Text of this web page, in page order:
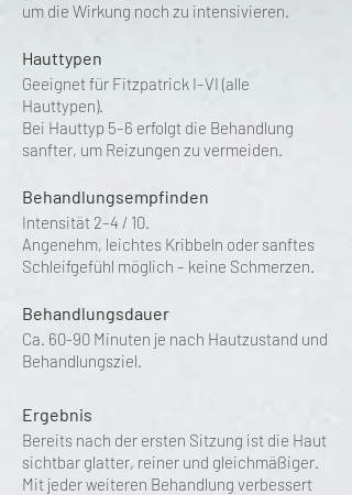
um die Wirkung noch zu intensivieren.
Hauttypen
Geeignet für Fitzpatrick I–VI (alle
Hauttypen).
Bei Hauttyp 5–6 erfolgt die Behandlung
sanfter, um Reizungen zu vermeiden.
Behandlungsempfinden
Intensität 2–4 / 10.
Angenehm, leichtes Kribbeln oder sanftes
Schleifgefühl möglich – keine Schmerzen.
Behandlungsdauer
Ca. 60-90 Minuten je nach Hautzustand und
Behandlungsziel.
Ergebnis
Bereits nach der ersten Sitzung ist die Haut
sichtbar glatter, reiner und gleichmäßiger.
Mit jeder weiteren Behandlung verbessert